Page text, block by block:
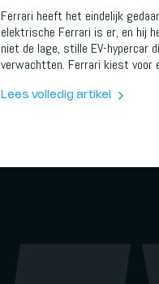
Ferrari heeft het eindelijk
elektrische Ferrari is er, en hij
niet de lage, stille EV-hypercar
verwachtten. Ferrari kiest voor
Ferrari, ontwikkeld rond een
Lees volledig artikel